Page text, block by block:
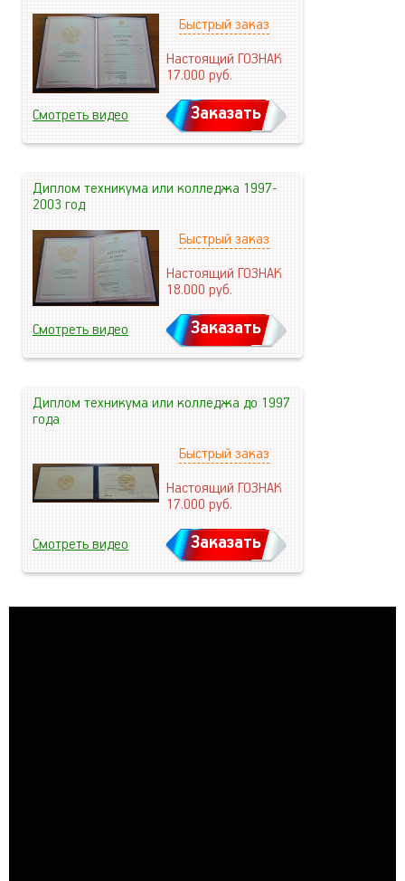
Быстрый заказ
Настоящий ГОЗНАК
17.000руб.
Смотреть видео Заказать
Диплом техникума или колледжа 1997-
2003 год
Быстрый заказ
Настоящий ГОЗНАК
18.000руб.
Смотреть видео Заказать
Диплом техникума или колледжа до 1997
года
Быстрый заказ
Настоящий ГОЗНАК
17.000руб.
Смотреть видео Заказать